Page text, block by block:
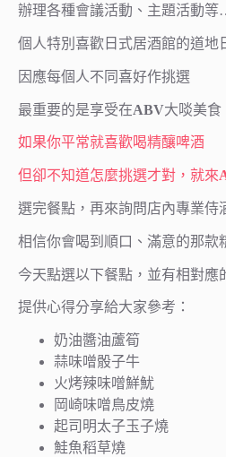
辦理各種會議活動、主題活動等
個人特別喜歡日式居酒館的道地
因應每個人不同喜好作挑選
最重要的是享受在ABV大啖美食
如果你平常就喜歡喝精釀啤酒
但卻不知道怎麼挑選才對，就來
選完餐點，再來詢問店內專業侍
相信你會喝到順口、滿意的那款
今天點選以下餐點，並有相對應
提供心得分享給大家參考：
奶油醬油蘆筍
蒜味噌骰子牛
火烤辣味噌鮮魷
岡崎味噌鳥皮燒
起司明太子玉子燒
鮭魚稻草燒